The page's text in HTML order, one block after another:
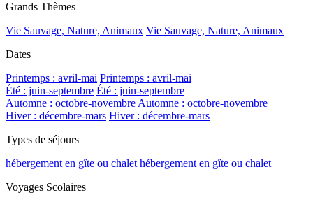
Grands Thèmes
Vie Sauvage, Nature, Animaux Vie Sauvage, Nature, Animaux
Dates
Printemps : avril-mai Printemps : avril-mai
Été : juin-septembre Été : juin-septembre
Automne : octobre-novembreAutomne : octobre-novembre
Hiver : décembre-mars Hiver : décembre-mars
Types de séjours
hébergement en gîte ou chalet hébergement en gîte ou chalet
Voyages Scolaires